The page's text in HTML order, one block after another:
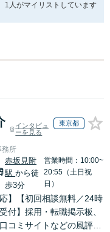
1人がマイリストしています
インタビュ
ーを見る
東京都
務所
赤坂見附
駅 から徒
歩3分
営業時間：10:00~
20:55（土日祝
日）
応】【初回相談無料／24時
付】採用・転職掲示板、
コミサイトなどの風評被